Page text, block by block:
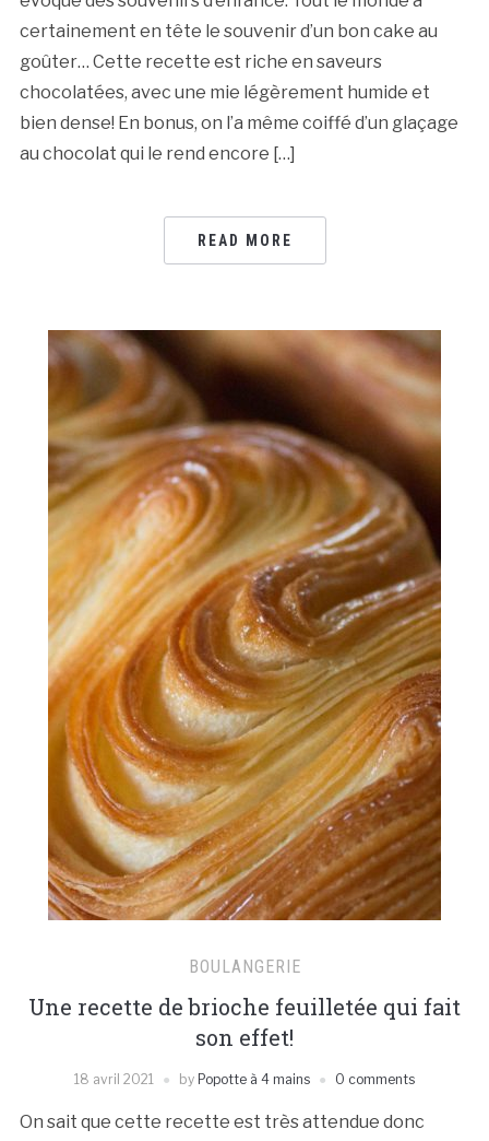
certainement en tête le souvenir d’un bon cake au
goûter… Cette recette est riche en saveurs
chocolatées, avec une mie légèrement humide et
bien dense! En bonus, on l’a même coiffé d’un glaçage
au chocolat qui le rend encore […]
READ MORE
BOULANGERIE
Une recette de brioche feuilletée qui fait
son effet!
18 avril 2021 by Popotte à 4 mains 0 comments
On sait que cette recette est très attendue donc